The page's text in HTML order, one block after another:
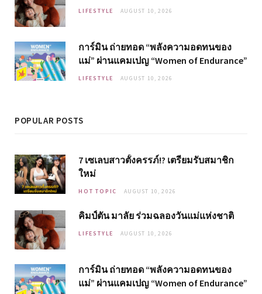
LIFESTYLE AUGUST 10, 2026
การ์มิน ถ่ายทอด “พลังความอดทนของ
แม่” ผ่านแคมเปญ “Women of Endurance”
LIFESTYLE AUGUST 10, 2026
POPULAR POSTS
7 เซเลบสาวตั้งครรภ์!? เตรียมรับสมาชิก
ใหม่
HOT TOPIC AUGUST 10, 2026
คิมป์ตัน มาลัย ร่วมฉลองวันแม่แห่งชาติ
LIFESTYLE AUGUST 10, 2026
การ์มิน ถ่ายทอด “พลังความอดทนของ
แม่” ผ่านแคมเปญ “Women of Endurance”